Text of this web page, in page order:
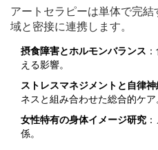
アートセラピーは単体で完
域と密接に連携します。
摂食障害とホルモンバランス
える影響。
ストレスマネジメントと自律
ネスと組み合わせた総合的ケア
女性特有の身体イメージ研究
係。